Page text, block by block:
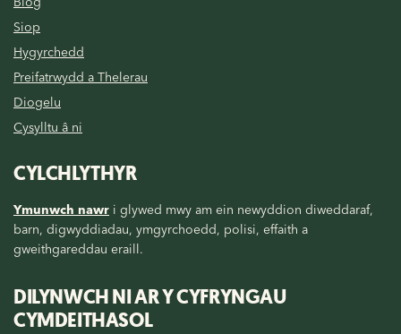
Siop
Hygyrchedd
Preifatrwydd a Thelerau
Diogelu
Cysylltu â ni
CYLCHLYTHYR
Ymunwch nawr i glywed mwy am ein newyddion diweddaraf,
barn, digwyddiadau, ymgyrchoedd, polisi, effaith a
gweithgareddau eraill.
DILYNWCH NI AR Y CYFRYNGAU
CYMDEITHASOL